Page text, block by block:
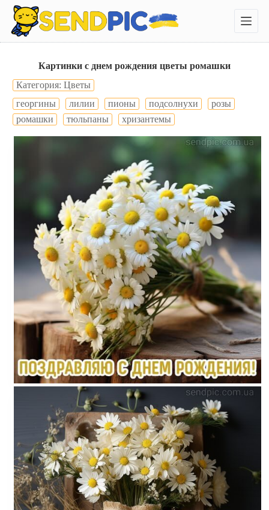
П
е
р
е
к
с
у
Картинки с днем рождения цветы ромашки
Категория: Цветы
георгины
лилии пионы подсолнухи
розы
ромашки
тюльпаны хризантемы